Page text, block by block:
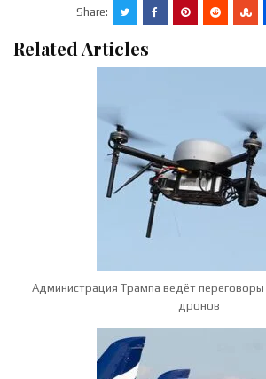
Share:
Related Articles
Администрация Трампа ведёт
дронов